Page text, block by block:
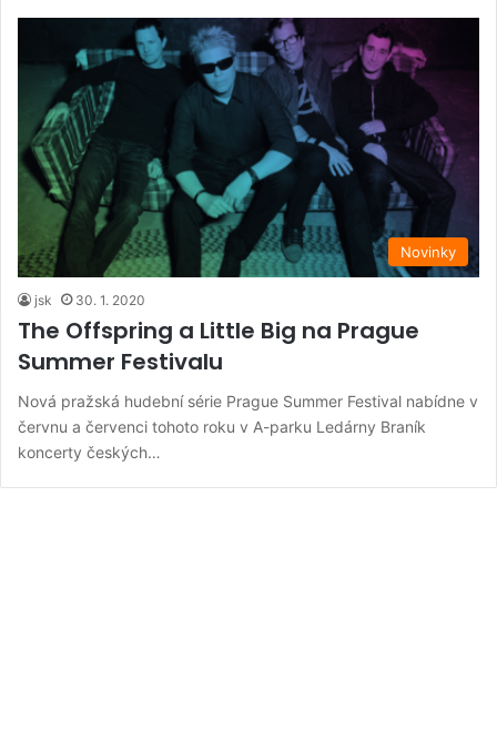
Novinky
jsk 30. 1. 2020
The Offspring a Little Big na Prague
Summer Festivalu
Nová pražská hudební série Prague Summer Festival nabídne v
červnu a červenci tohoto roku v A-parku Ledárny Braník
koncerty českých…